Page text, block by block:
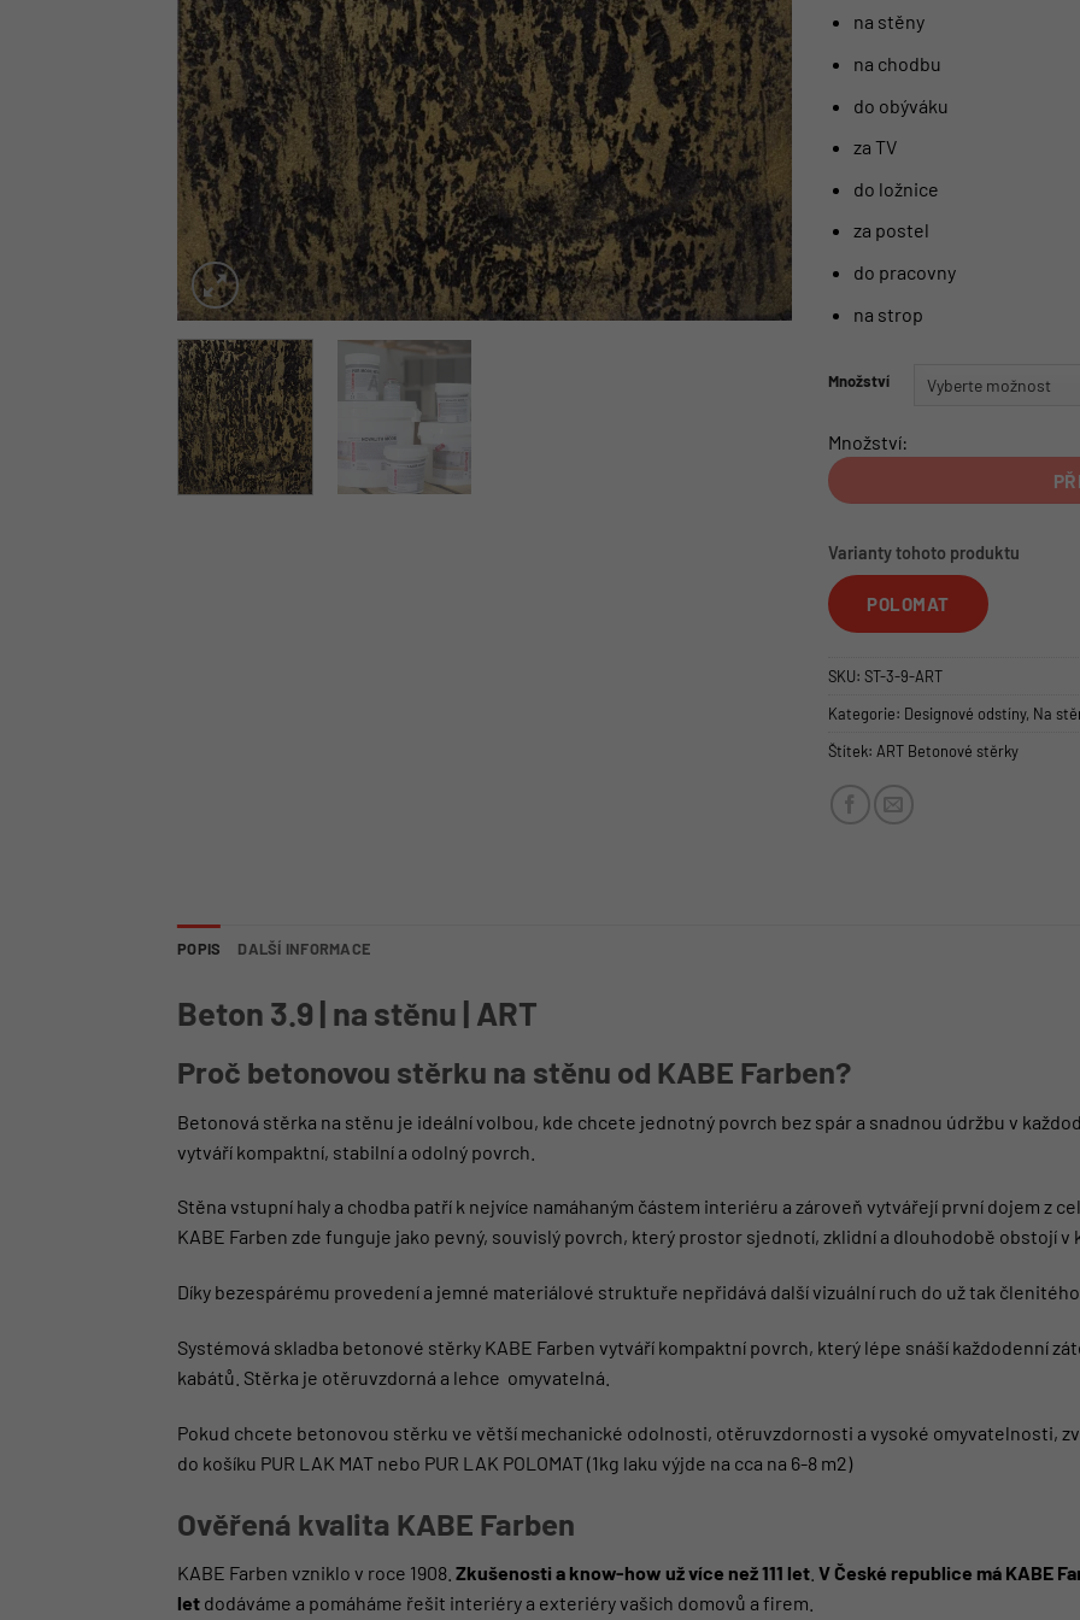
na stěny
na chodbu
do obýváku
za TV
do ložnice
za postel
do pracovny
na strop
Množství
Množství:
Varianty tohoto produktu
POLOMAT
SKU: ST-3-9-ART
Kategorie: Designové odstíny, Na
Štítek: ART Betonové stěrky
POPIS DALŠÍ INFORMACE
Beton 3.9 | na stěnu | ART
Proč betonovou stěrku na stěnu od KABE Farben?
Betonová stěrka na stěnu je ideální volbou, kde chcete jednotný povrch bez spár a snadnou údržbu v
vytváří kompaktní, stabilní a odolný povrch.
Stěna vstupní haly a chodba patří k nejvíce namáhaným částem interiéru a zároveň vytvářejí první dojem z
KABE Farben zde funguje jako pevný, souvislý povrch, který prostor sjednotí, zklidní a dlouhodobě obstojí v
Díky bezespárému provedení a jemné materiálové struktuře nepřidává další vizuální ruch do už tak
Systémová skladba betonové stěrky KABE Farben vytváří kompaktní povrch, který lépe snáší každodenní
kabátů. Stěrka je otěruvzdorná a lehce omyvatelná.
Pokud chcete betonovou stěrku ve větší mechanické odolnosti, otěruvzdornosti a vysoké omyvatelnosti,
do košíku PUR LAK MAT nebo PUR LAK POLOMAT(1kg laku výjde na cca na 6-8 m2)
Ověřená kvalita KABE Farben
KABE Farben vzniklo v roce 1908. Zkušenosti a know-how už více než 111 let V České republice má KABE
let dodáváme a pomáháme řešit interiéry a exteriéry vašich domovů a firem.